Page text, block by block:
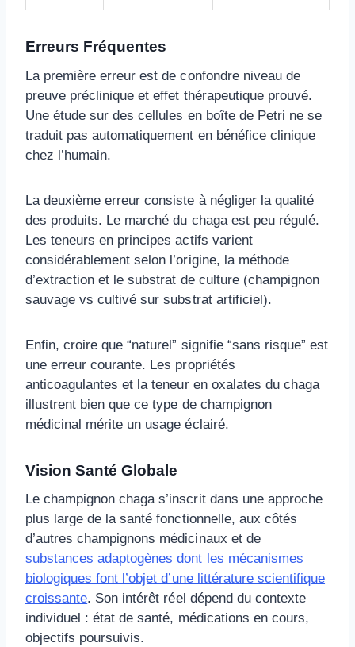
Erreurs Fréquentes
La première erreur est de confondre niveau de
preuve préclinique et effet thérapeutique prouvé.
Une étude sur des cellules en boîte de Petri ne se
traduit pas automatiquement en bénéfice clinique
chez l’humain.
La deuxième erreur consiste à négliger la qualité
des produits. Le marché du chaga est peu régulé.
Les teneurs en principes actifs varient
considérablement selon l’origine, la méthode
d’extraction et le substrat de culture (champignon
sauvage vs cultivé sur substrat artificiel).
Enfin, croire que “naturel” signifie “sans risque” est
une erreur courante. Les propriétés
anticoagulantes et la teneur en oxalates du chaga
illustrent bien que ce type de champignon
médicinal mérite un usage éclairé.
Vision Santé Globale
Le champignon chaga s’inscrit dans une approche
plus large de la santé fonctionnelle, aux côtés
d’autres champignons médicinaux et de
substances adaptogènes dont les mécanismes
biologiques font l’objet d’une littérature scientifique
croissante. Son intérêt réel dépend du contexte
individuel : état de santé, médications en cours,
objectifs poursuivis.